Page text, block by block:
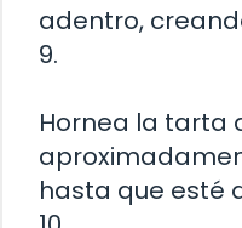
adentro,
9.
Hornea la tarta
hasta que esté